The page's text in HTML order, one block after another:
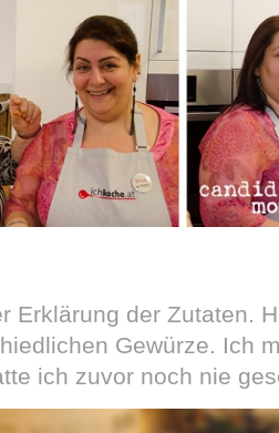
Erklärung der Zutaten.
Gewürze. Ich
ich zuvor noch nie